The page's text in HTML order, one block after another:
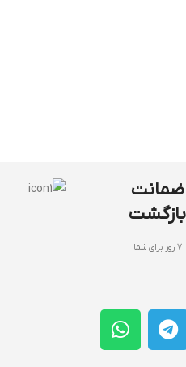
ضمانت
بازگشت
7 روز برای شما